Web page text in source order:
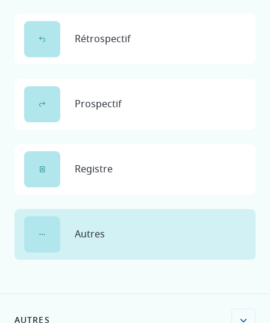
Rétrospectif
Prospectif
Registre
Autres
AUTRES